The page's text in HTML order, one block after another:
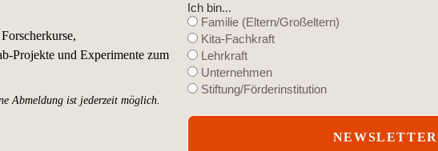
Projekte und Experimente zum
Abmeldung ist jederzeit möglich.
Ich bin...
Familie (Eltern/Großeltern)
Kita-Fachkraft
Lehrkraft
Unternehmen
Stiftung/Förderinstitution